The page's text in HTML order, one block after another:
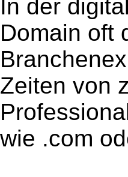
In der
Domain oft
Zeiten von
wie .com